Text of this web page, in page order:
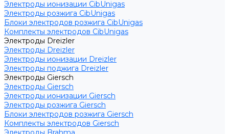
Электроды ионизации CibUnigas
Электроды розжига CibUnigas
Блоки электродов розжига CibUnigas
Комплекты электродов CibUnigas
Электроды Dreizler
Электроды Dreizler
Электроды ионизации Dreizler
Электроды поджига Dreizler
Электроды Giersch
Электроды Giersch
Электроды ионизации Giersch
Электроды розжига Giersch
Блоки электродов розжига Giersch
Комплекты электродов Giersch